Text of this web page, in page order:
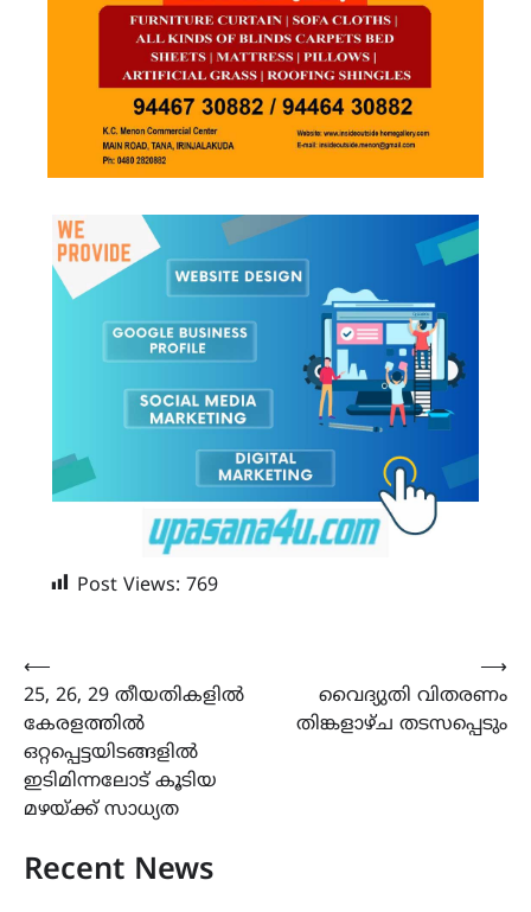
Post Views: 769
Post
navigation
⟵
25, 26, 29 തീയതികളിൽ
കേരളത്തിൽ
ഒറ്റപ്പെട്ടയിടങ്ങളിൽ
ഇടിമിന്നലോട് കൂടിയ
മഴയ്ക്ക് സാധ്യത
വൈദ്യുതി വിതരണം
തിങ്കളാഴ്ച തടസപ്പെടും
⟶
Recent News